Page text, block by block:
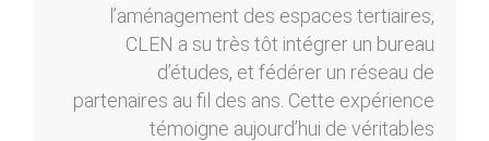
l’aménagement des espaces tertiaires,
CLEN a su très tôt intégrer un bureau
d’études, et fédérer un réseau de
partenaires au fil des ans. Cette expérience
témoigne aujourd’hui de véritables